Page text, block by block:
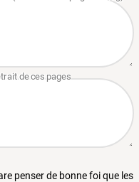
penser de bonne foi que les